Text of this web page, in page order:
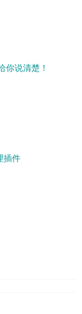
你说清楚！
插件